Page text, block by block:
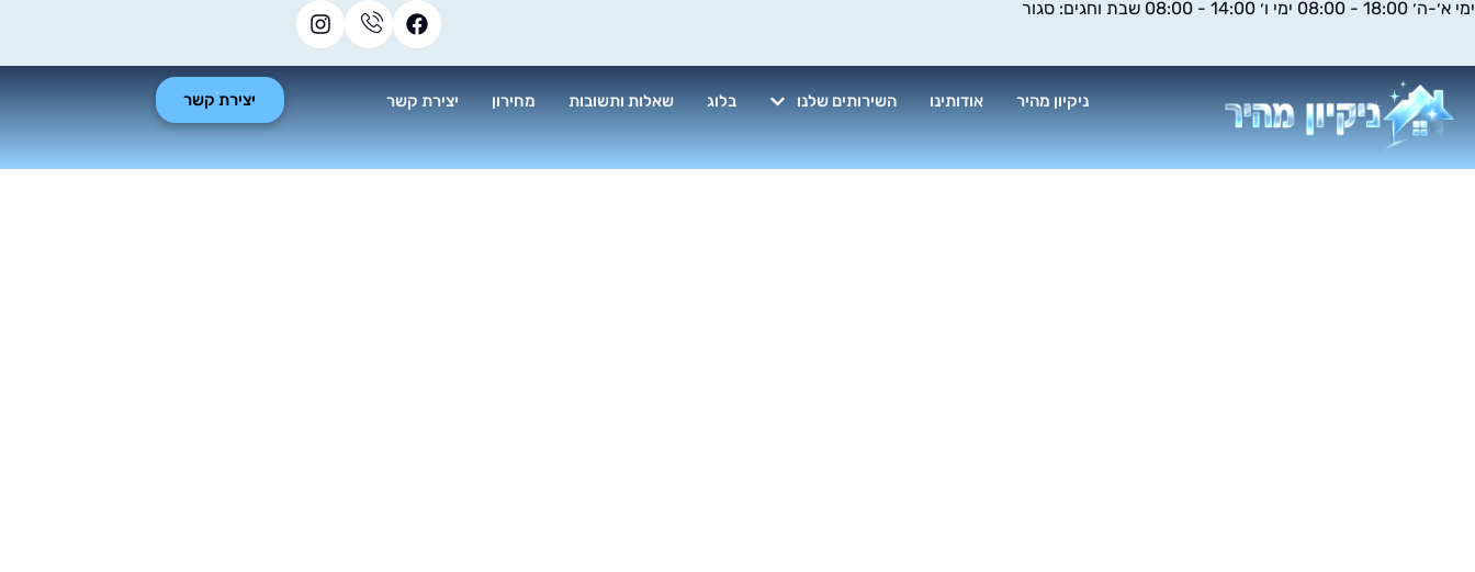
דילוג
ימי א׳-ה׳ 18:00 - 08:00 ימי ו׳ 14:00 - 08:00 שבת וחגים: סגור
ניקיון מהיר אודותינו השירותים שלנו בלוג שאלות ותשובות מחירון יצירת קשר יצירת קשר